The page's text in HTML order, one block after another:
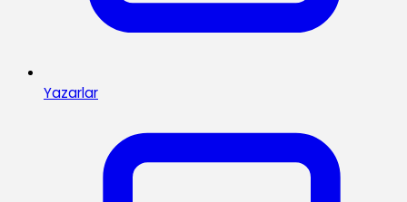
Yazarlar